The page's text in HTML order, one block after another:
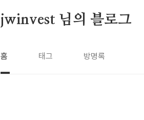
jwinvest 님의 블로그
홈 태그 방명록